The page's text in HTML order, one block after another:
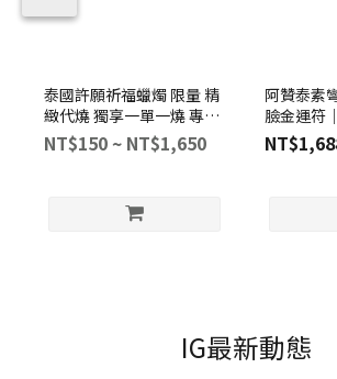
泰國許願祈福蠟燭 限量 精
緻代燒 獨享一單一燒 專屬
於您的每一個願望
NT$150 ~ NT$1,650
阿贊泰素
臉金運符
需傳照片
儀式】
IG最新動態